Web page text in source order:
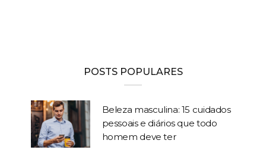
POSTS POPULARES
Beleza masculina: 15 cuidados
pessoais e diários que todo
homem deve ter